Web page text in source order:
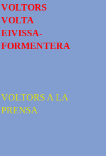
VOLTORS
VOLTA
EIVISSA-
FORMENTERA
VOLTORS A LA
PRENSA